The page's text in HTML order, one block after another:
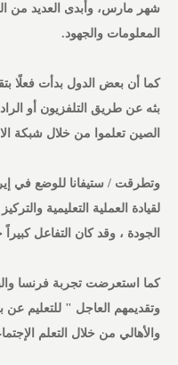
شهر مارس، وأبدى العديد من
المعلومات والجهود.
كما أن بعض الدول بدأت فعلًا
الصين تعلموا من خلال شبكة
وتطرقت / ستيفانا للوضع في
لقيادة العملية التعليمية
الجودة ، وقد كان التفاعل كبيراً
كما استعرضت تجربة فرنسا
وتقديمهم العاجل " للتعليم عن
والأهالي من خلال التعلم